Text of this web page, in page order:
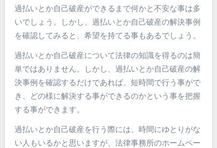
過払いとか自己破産ができるまで何かと不安な事は多
いでしょう。しかし、過払いとか自己破産の解決事例
を確認してみると、希望を持てる事もあるでしょう。
過払いとか自己破産について法律の知識を得るのは簡
単ではありません。しかし、過払いとか自己破産の解
決事例を確認するだけであれば、短時間で行う事がで
き、どの様に解決する事ができるのかという事を把握
する事ができます。
過払いとか自己破産を行う際には、時間にゆとりがな
い人もいるかと思いますが、法律事務所のホームペー